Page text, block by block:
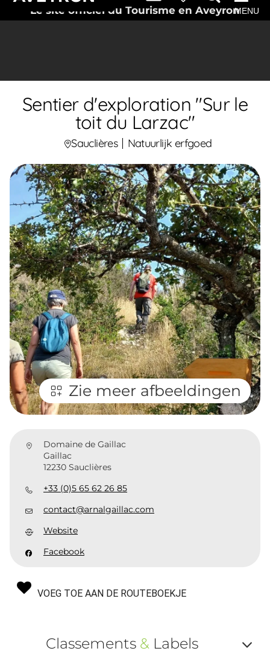
Le site officiel du Tourisme en AveyronMENU
Sentier d'exploration "Sur le
toit du Larzac"
Sauclières Natuurlijk erfgoed
Zie meer afbeeldingen
Domaine de Gaillac
Gaillac
12230 Sauclières
+33 (0)5 65 62 26 85
contact@arnalgaillac.com
Website
Facebook
VOEG TOE AAN DE ROUTEBOEKJE
Classements &Labels